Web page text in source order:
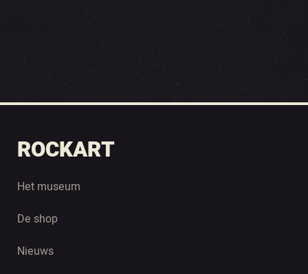
ROCKART
Het museum
De shop
Nieuws